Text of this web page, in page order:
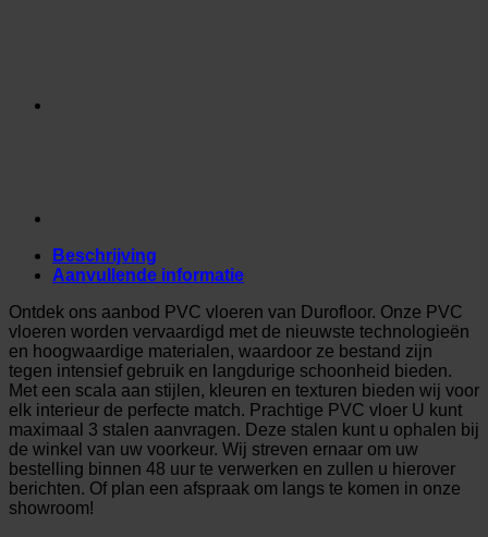
Beschrijving
Aanvullende informatie
Ontdek ons aanbod PVC vloeren van Durofloor. Onze PVC
vloeren worden vervaardigd met de nieuwste technologieën
en hoogwaardige materialen, waardoor ze bestand zijn
tegen intensief gebruik en langdurige schoonheid bieden.
Met een scala aan stijlen, kleuren en texturen bieden wij voor
elk interieur de perfecte match. Prachtige PVC vloer U kunt
maximaal 3 stalen aanvragen. Deze stalen kunt u ophalen bij
de winkel van uw voorkeur. Wij streven ernaar om uw
bestelling binnen 48 uur te verwerken en zullen u hierover
berichten. Of plan een afspraak om langs te komen in onze
showroom!